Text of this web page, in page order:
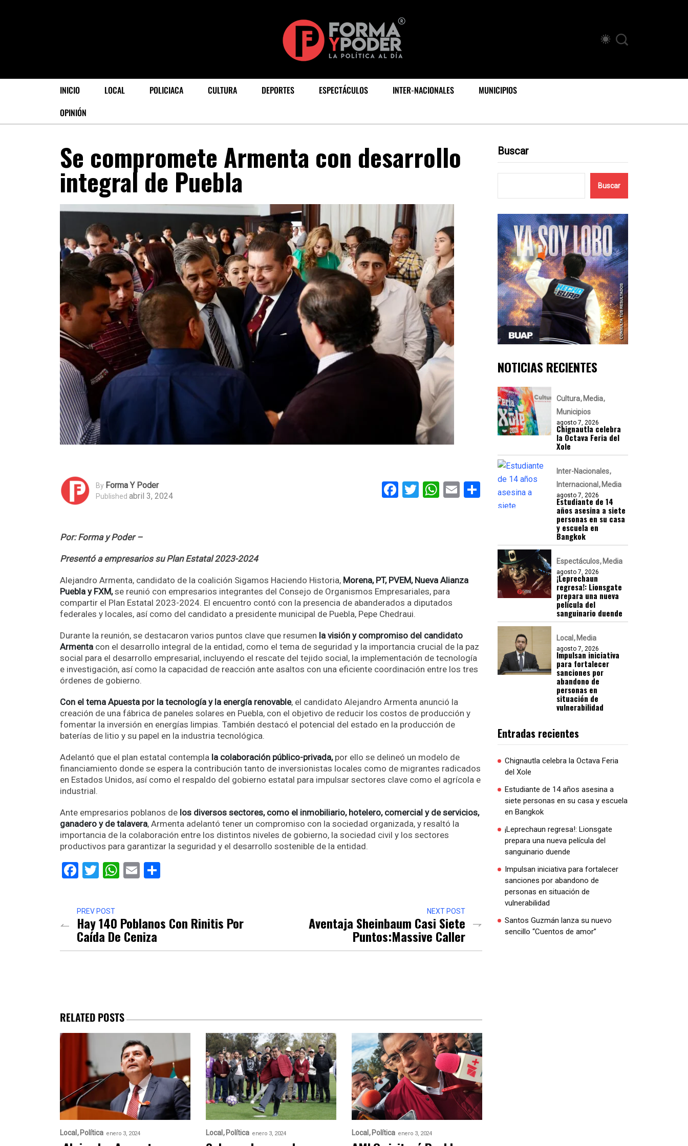
INICIO LOCAL POLICIACA CULTURA DEPORTES ESPECTÁCULOS INTER-NACIONALES
MUNICIPIOS
OPINIÓN
Se compromete Armenta con desarrollo
integral de Puebla
By Forma Y Poder
Published abril 3, 2024 Facebook
Twitter
WhatsApp
EmailCompartir
Por: Forma y Poder –
Presentó a empresarios su Plan Estatal 2023-2024
Alejandro Armenta, candidato de la coalición Sigamos Haciendo Historia, Morena, PT, PVEM, Nueva Alianza
Puebla y FXM,se reunió con empresarios integrantes del Consejo de Organismos Empresariales, para
compartir el Plan Estatal 2023-2024. El encuentro contó con la presencia de abanderados a diputados
federales y locales, así como del candidato a presidente municipal de Puebla, Pepe Chedraui.
Durante la reunión, se destacaron varios puntos clave que resumen la visión y compromiso del candidato
Armenta con el desarrollo integral de la entidad, como el tema de seguridad y la importancia crucial de la paz
social para el desarrollo empresarial, incluyendo el rescate del tejido social, la implementación de tecnología
e investigación, así como la capacidad de reacción ante asaltos con una eficiente coordinación entre los tres
órdenes de gobierno.
Con el tema Apuesta por la tecnología y la energía renovable, el candidato Alejandro Armenta anunció la
creación de una fábrica de paneles solares en Puebla, con el objetivo de reducir los costos de producción y
fomentar la inversión en energías limpias. También destacó el potencial del estado en la producción de
baterías de litio y su papel en la industria tecnológica.
Adelantó que el plan estatal contempla la colaboración público-privada,por ello se delineó un modelo de
financiamiento donde se espera la contribución tanto de inversionistas locales como de migrantes radicados
en Estados Unidos, así como el respaldo del gobierno estatal para impulsar sectores clave como el agrícola e
industrial.
Ante empresarios poblanos de los diversos sectores, como el inmobiliario, hotelero, comercial y de servicios,
ganadero y de talavera, Armenta adelantó tener un compromiso con la sociedad organizada, y resaltó la
importancia de la colaboración entre los distintos niveles de gobierno, la sociedad civil y los sectores
productivos para garantizar la seguridad y el desarrollo sostenible de la entidad.
Facebook
Twitter
WhatsApp
Email
PREV POST
Hay 140 Poblanos Con Rinitis Por
Caída De Ceniza
NEXT POST
Aventaja Sheinbaum Casi Siete
Puntos:Massive Caller
Buscar
Buscar
NOTICIAS RECIENTES
Cultura Media
Municipios
agosto 7, 2026
Chignautla celebra
la Octava Feria del
Xole
Inter-Nacionales
Internacional
Media
agosto 7, 2026
Estudiante de 14
años asesina a siete
personas en su casa
y escuela en
Bangkok
Espectáculos Media
agosto 7, 2026
¡Leprechaun
regresa!: Lionsgate
prepara una nueva
película del
sanguinario duende
Local Media
agosto 7, 2026
Impulsan iniciativa
para fortalecer
sanciones por
abandono de
personas en
situación de
vulnerabilidad
Entradas recientes
Chignautla celebra la Octava Feria
del Xole
Estudiante de 14 años asesina a
siete personas en su casa y escuela
en Bangkok
¡Leprechaun regresa!: Lionsgate
prepara una nueva película del
sanguinario duende
Impulsan iniciativa para fortalecer
sanciones por abandono de
personas en situación de
vulnerabilidad
Santos Guzmán lanza su nuevo
sencillo “Cuentos de amor”
RELATED POSTS
Local Política enero 3, 2024 Local Política enero 3, 2024 Local Política enero 3, 2024